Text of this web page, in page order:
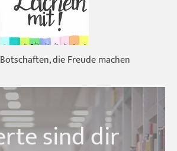
die Freude machen
sind dir